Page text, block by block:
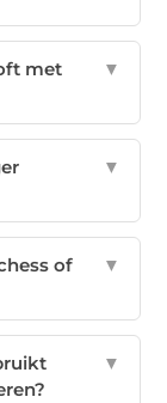
met
▼
▼
of
▼
▼